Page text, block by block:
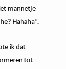
mannetje
Hahaha”.
ik dat
tot